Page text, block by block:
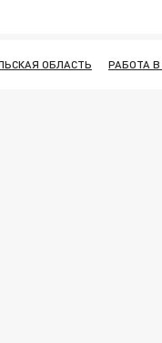
ОБЛАСТЬ РАБОТА